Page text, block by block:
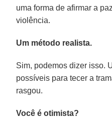
uma forma de afirmar a
violência.
Um método realista.
Sim, podemos dizer isso.
possíveis para tecer a
rasgou.
Você é otimista?